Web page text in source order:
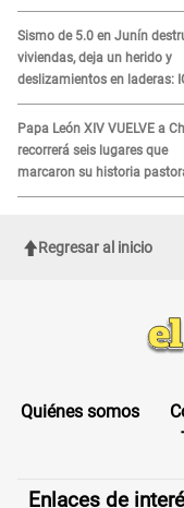
Sismo de 5.0 en Junín
viviendas, deja un herido y
deslizamientos en laderas:
alerta sobre posibles
Papa León XIV VUELVE a
recorrerá seis lugares que
marcaron su historia
Regresar al inicio
Quiénes somos
Enlaces de